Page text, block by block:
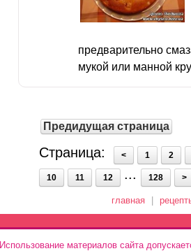
предварительно
мукой или манной
Предидущая страница
Страница: < 1 2
10 11 12 ... 128 >
главная
Использование материалов сайта